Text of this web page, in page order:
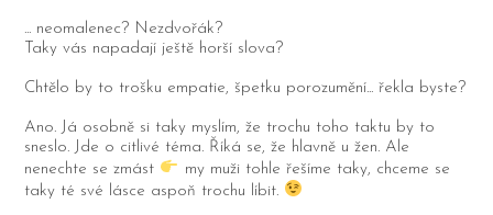
... neomalenec? Nezdvořák?
Taky vás napadají ještě horší slova?
Chtělo by to trošku empatie, špetku porozumění... řekla byste?
Ano. Já osobně si taky myslím, že trochu toho taktu by to
sneslo. Jde o citlivé téma. Říká se, že hlavně u žen. Ale
nenechte se zmást
my muži tohle řešíme taky, chceme se
taky té své lásce aspoň trochu líbit.